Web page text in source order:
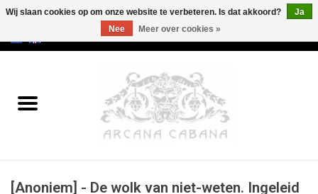
Oud & Zeldzaam
Erotica
[Anoniem] - De wolk van niet-weten. Ingeleid
Wij slaan cookies op om onze website te verbeteren. Is dat akkoord?
Ja
Nee
Meer over cookies »